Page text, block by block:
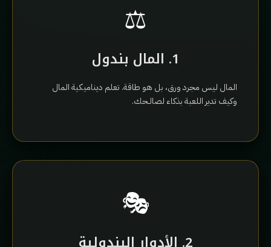
⚖️
1. المال بندول
المال ليس مجرد ورق، بل هو طاقة. تعلم ديناميكية المال
وكيف تدير اللعبة بذكاء لصالـحك.
🎭